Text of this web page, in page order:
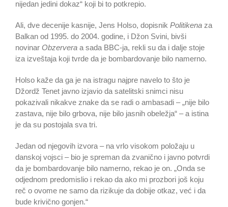
nijedan jedini dokaz“ koji bi to potkrepio.
Ali, dve decenije kasnije, Jens Holso, dopisnik Politikena za
Balkan od 1995. do 2004. godine, i Džon Svini, bivši
novinar Obzervera a sada BBC-ja, rekli su da i dalje stoje
iza izveštaja koji tvrde da je bombardovanje bilo namerno.
Holso kaže da ga je na istragu najpre navelo to što je
Džordž Tenet javno izjavio da satelitski snimci nisu
pokazivali nikakve znake da se radi o ambasadi – „nije bilo
zastava, nije bilo grbova, nije bilo jasnih obeležja“ – a istina
je da su postojala sva tri.
Jedan od njegovih izvora – na vrlo visokom položaju u
danskoj vojsci – bio je spreman da zvanično i javno potvrdi
da je bombardovanje bilo namerno, rekao je on. „Onda se
odjednom predomislio i rekao da ako mi prozbori još koju
reč o ovome ne samo da rizikuje da dobije otkaz, već i da
bude krivično gonjen.“